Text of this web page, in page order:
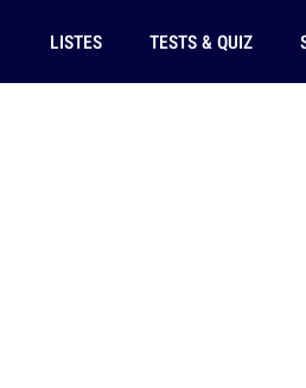
LISTES TESTS & QUIZ